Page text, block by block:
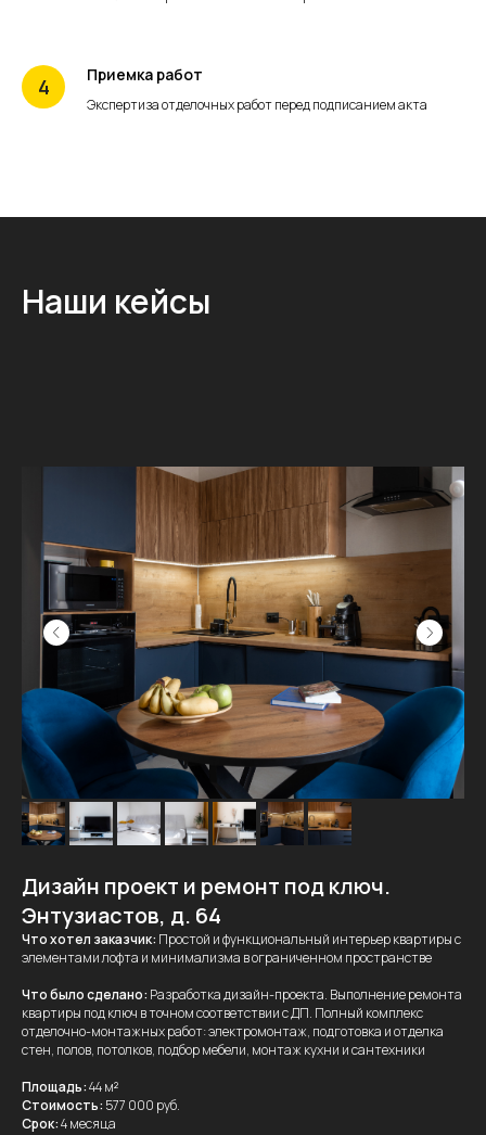
Приемка работ
Экспертиза отделочных работ перед подписанием акта
Наши кейсы
Дизайн проект и ремонт под ключ.
Энтузиастов, д. 64
Что хотел заказчик: Простой и функциональный интерьер квартиры с
элементами лофта и минимализма в ограниченном пространстве
Что было сделано: Разработка дизайн-проекта. Выполнение ремонта
квартиры под ключ в точном соответствии с ДП. Полный комплекс
отделочно-монтажных работ: электромонтаж, подготовка и отделка
стен, полов, потолков, подбор мебели, монтаж кухни и сантехники
Площадь:44 м²
Стоимость: 577 000 руб.
Срок:4 месяца